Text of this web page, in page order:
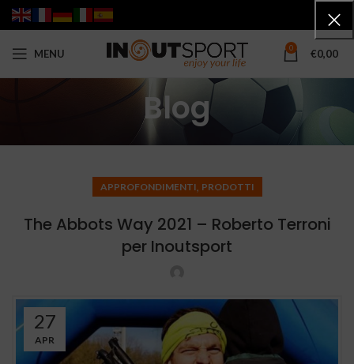
MENU 0 €0,00
Blog
APPROFONDIMENTI, PRODOTTI
The Abbots Way 2021 – Roberto Terroni
per Inoutsport
27
APR